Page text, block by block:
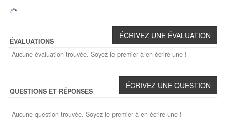
ÉVALUATIONS
Aucune évaluation trouvée. Soyez le premier à en écrire une !
QUESTIONS ET RÉPONSES
Aucune question trouvée. Soyez le premier à en écrire une !